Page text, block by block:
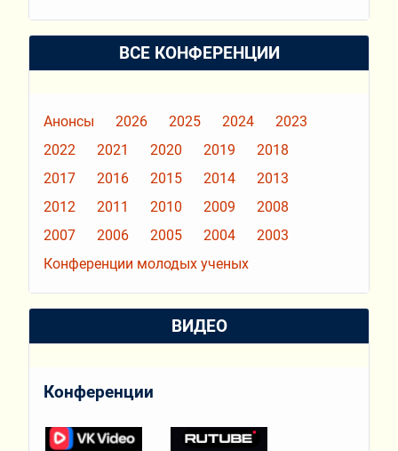
ВСЕ КОНФЕРЕНЦИИ
Анонсы 2026 2025 2024
2023
2022
2021 2020 2019
2018
2017
2016 2015 2014
2013
2012
2011 2010 2009
2008
2007
2006 2005 2004
2003
Конференции молодых ученых
ВИДЕО
Конференции